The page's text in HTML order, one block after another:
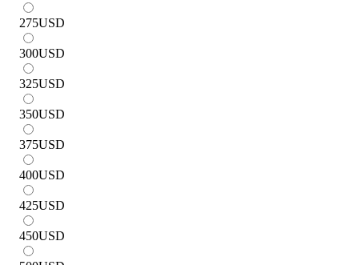
275USD
300USD
325USD
350USD
375USD
400USD
425USD
450USD